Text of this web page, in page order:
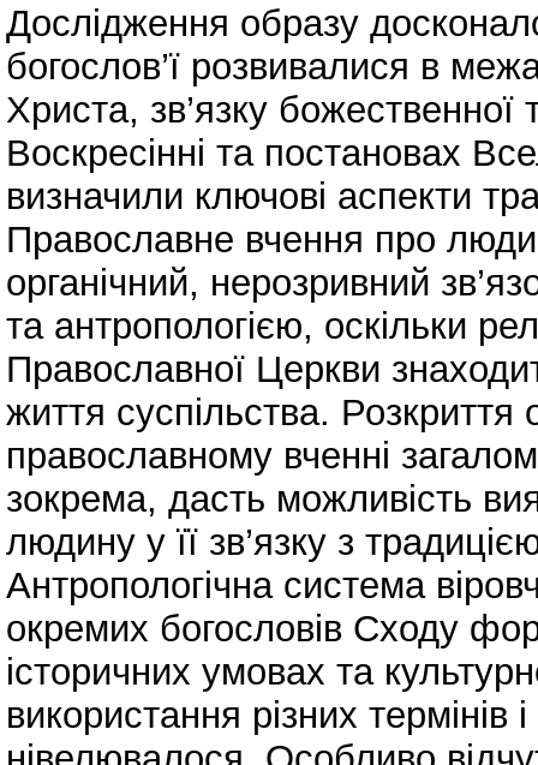
Дослідження образу
богослов’ї розвивалися в
Христа, зв’язку божественної
Воскресінні та постановах
визначили ключові аспекти
Православне вчення про
органічний, нерозривний
та антропологією, оскільки
Православної Церкви
життя суспільства.
православному вченні
зокрема, дасть можливість
людину у її зв’язку з
Антропологічна система
окремих богословів Сходу
історичних умовах та
використання різних термінів